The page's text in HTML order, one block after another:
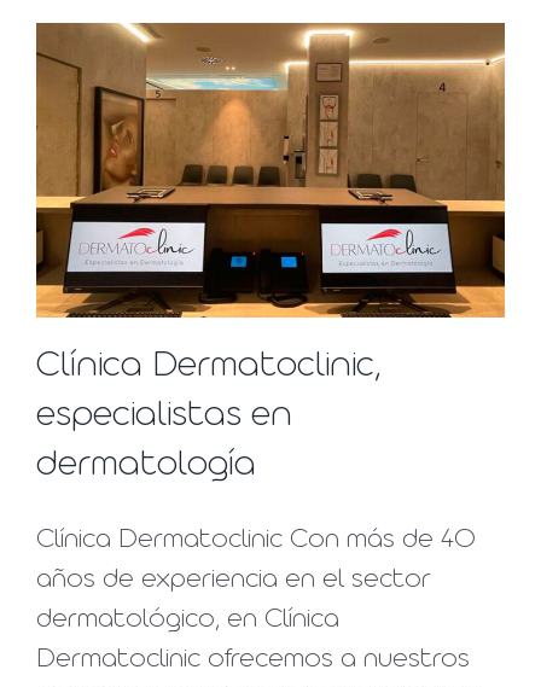
Clínica Dermatoclinic,
especialistas en
dermatología
Clínica Dermatoclinic Con más de 40
años de experiencia en el sector
dermatológico, en Clínica
Dermatoclinic ofrecemos a nuestros